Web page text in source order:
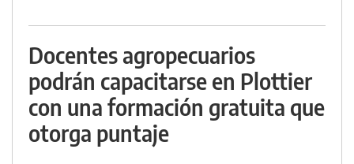
Docentes agropecuarios
podrán capacitarse en Plottier
con una formación gratuita que
otorga puntaje